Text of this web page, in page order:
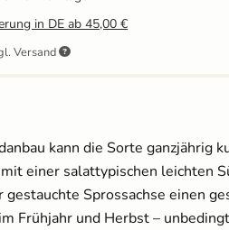
UVP 14,95 €
Anzuchtschalen Set &
Erdtopfpresse
[Kunststoff]
17,99 €
in DE ab 45,00 €
Versand
kann die Sorte ganzjährig
einer salattypischen leichten
Sprossachse einen
Frühjahr und Herbst –